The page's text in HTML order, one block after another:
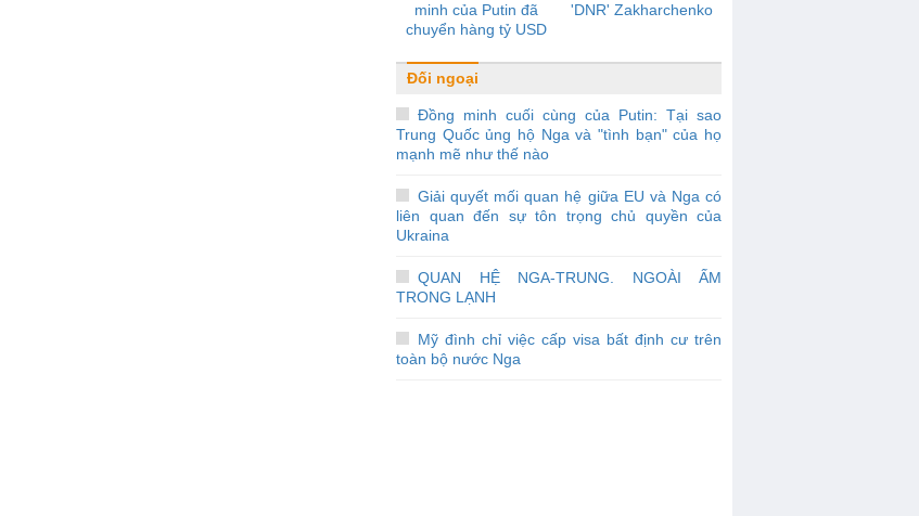
minh của Putin đã
chuyển hàng tỷ USD
thế nào?
'DNR' Zakharchenko
Đối ngoại
Đồng minh cuối cùng của Putin: Tại sao
Trung Quốc ủng hộ Nga và "tình bạn" của họ
mạnh mẽ như thế nào
Giải quyết mối quan hệ giữa EU và Nga có
liên quan đến sự tôn trọng chủ quyền của
Ukraina
QUAN HỆ NGA-TRUNG. NGOÀI ẤM
TRONG LẠNH
Mỹ đình chỉ việc cấp visa bất định cư trên
toàn bộ nước Nga